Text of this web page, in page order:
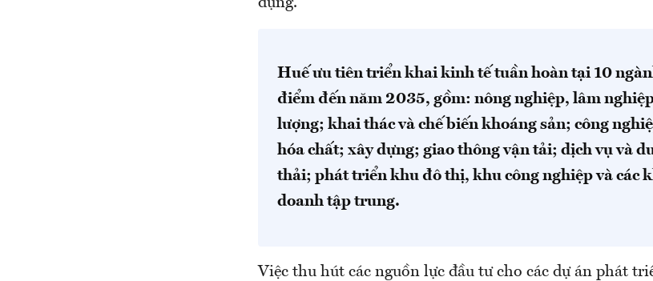
dụng.
Huế ưu tiên triển khai kinh tế tuần hoàn tại 10
điểm đến năm 2035, gồm: nông nghiệp, lâm
lượng; khai thác và chế biến khoáng sản; công
hóa chất; xây dựng; giao thông vận tải; dịch vụ và
thải; phát triển khu đô thị, khu công nghiệp và các
doanh tập trung.
Việc thu hút các nguồn lực đầu tư cho các dự án phát